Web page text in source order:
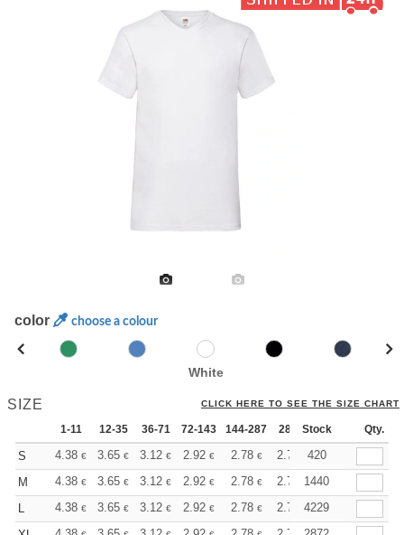
color choose a colour
White
SIZE CLICK HERE TO SEE THE SIZE CHART
1-11 12-35 36-71 72-143 144-287 288 + More
Stock Qty.
S 4.38 € 3.65 € 3.12 € 2.92 € 2.78 € 2.75 €420
M
4.38 € 3.65 € 3.12 € 2.92 € 2.78 € 2.75 € +
1440
L
4.38 € 3.65 € 3.12 € 2.92 € 2.78 € 2.75 € +
4229